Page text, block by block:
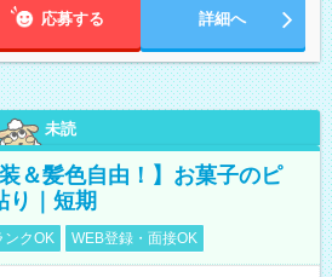
応募する 詳細へ
未読
＆髪色自由！】お菓子のピ
り｜短期
ンクOK WEB登録・面接OK